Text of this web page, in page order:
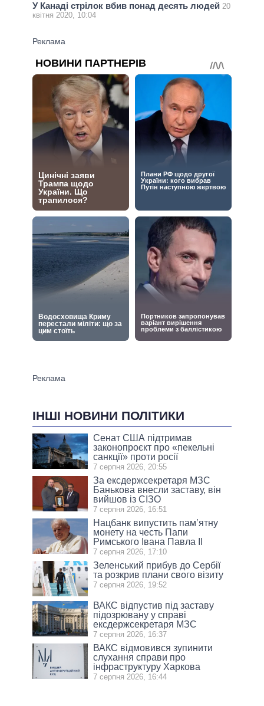
У Канаді стрілок вбив понад десять людей 20
квітня 2020, 10:04
ІНШІ НОВИНИ ПОЛІТИКИ
Сенат США підтримав
законопроєкт про «пекельні
санкції» проти росії
7 серпня 2026, 20:55
За ексдержсекретаря МЗС
Банькова внесли заставу, він
вийшов із СІЗО
7 серпня 2026, 16:51
Нацбанк випустить пам’ятну
монету на честь Папи
Римського Івана Павла II
7 серпня 2026, 17:10
Зеленський прибув до Сербії
та розкрив плани свого візиту
7 серпня 2026, 19:52
ВАКС відпустив під заставу
підозрювану у справі
ексдержсекретаря МЗС
7 серпня 2026, 16:37
ВАКС відмовився зупинити
слухання справи про
інфраструктуру Харкова
7 серпня 2026, 16:44